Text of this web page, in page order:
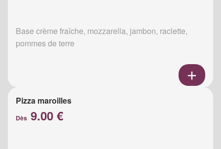
Base crème fraîche, mozzarella, jambon, raclette,
pommes de terre
Pizza maroilles
Dès 9.00 €